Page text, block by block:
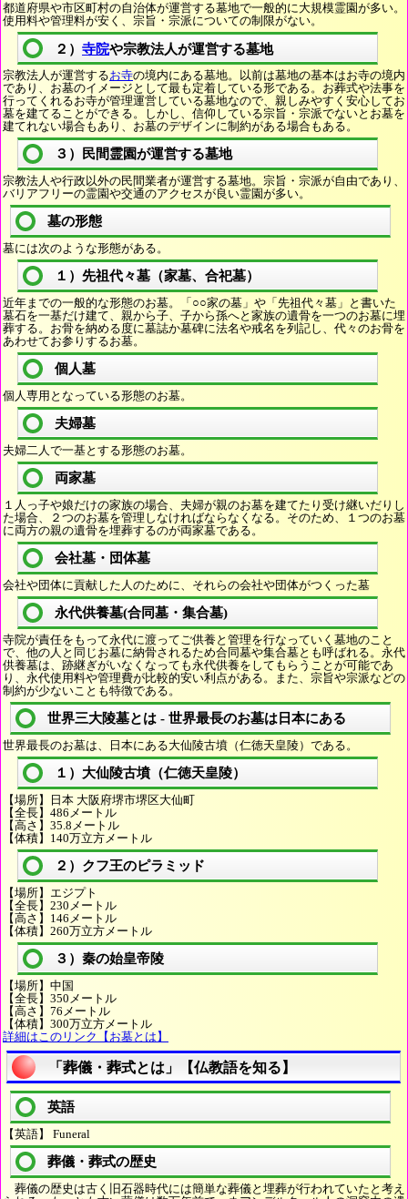
都道府県や市区町村の自治体が運営する墓地で一般的に大規模霊園が多い。
使用料や管理料が安く、宗旨・宗派についての制限がない。
２） 寺院や宗教法人が運営する墓地
宗教法人が運営するお寺の境内にある墓地。以前は墓地の基本はお寺の境内
であり、お墓のイメージとして最も定着している形である。お葬式や法事を
行ってくれるお寺が管理運営している墓地なので、親しみやすく安心してお
墓を建てることができる。しかし、信仰している宗旨・宗派でないとお墓を
建てれない場合もあり、お墓のデザインに制約がある場合もある。
３）民間霊園が運営する墓地
宗教法人や行政以外の民間業者が運営する墓地。宗旨・宗派が自由であり、
バリアフリーの霊園や交通のアクセスが良い霊園が多い。
墓の形態
墓には次のような形態がある。
１）先祖代々墓（家墓、合祀墓）
近年までの一般的な形態のお墓。「○○家の墓」や「先祖代々墓」と書いた
墓石を一基だけ建て、親から子、子から孫へと家族の遺骨を一つのお墓に埋
葬する。お骨を納める度に墓誌か墓碑に法名や戒名を列記し、代々のお骨を
あわせてお参りするお墓。
個人墓
個人専用となっている形態のお墓。
夫婦墓
夫婦二人で一基とする形態のお墓。
両家墓
１人っ子や娘だけの家族の場合、夫婦が親のお墓を建てたり受け継いだりし
た場合、２つのお墓を管理しなければならなくなる。そのため、１つのお墓
に両方の親の遺骨を埋葬するのが両家墓である。
会社墓・団体墓
会社や団体に貢献した人のために、それらの会社や団体がつくった墓
永代供養墓(合同墓・集合墓)
寺院が責任をもって永代に渡ってご供養と管理を行なっていく墓地のこと
で、他の人と同じお墓に納骨されるため合同墓や集合墓とも呼ばれる。永代
供養墓は、跡継ぎがいなくなっても永代供養をしてもらうことが可能であ
り、永代使用料や管理費が比較的安い利点がある。また、宗旨や宗派などの
制約が少ないことも特徴である。
世界三大陵墓とは - 世界最長のお墓は日本にある
世界最長のお墓は、日本にある大仙陵古墳（仁徳天皇陵）である。
１）大仙陵古墳（仁徳天皇陵）
【場所】日本 大阪府堺市堺区大仙町
【全長】486メートル
【高さ】35.8メートル
【体積】140万立方メートル
２）クフ王のピラミッド
【場所】エジプト
【全長】230メートル
【高さ】146メートル
【体積】260万立方メートル
３）秦の始皇帝陵
【場所】中国
【全長】350メートル
【高さ】76メートル
【体積】300万立方メートル
詳細はこのリンク【お墓とは】
「葬儀・葬式とは」【仏教語を知る】
英語
【英語】 Funeral
葬儀・葬式の歴史
葬儀の歴史は古く旧石器時代には簡単な葬儀と埋葬が行われていたと考え